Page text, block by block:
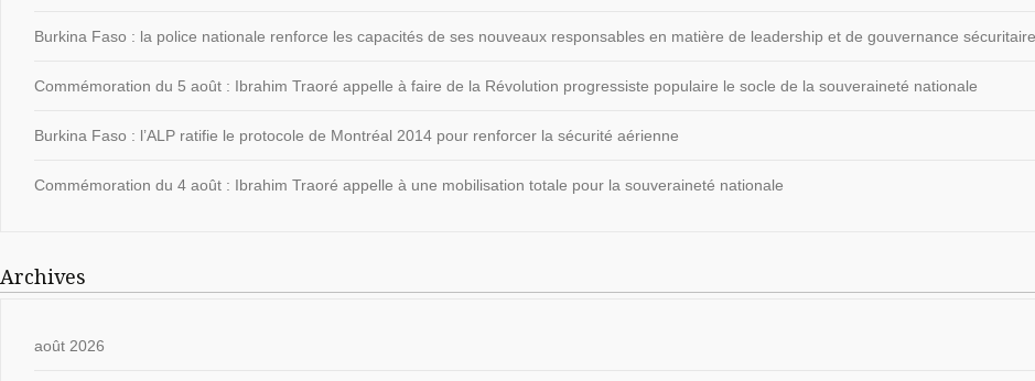
Burkina Faso : la police nationale renforce les capacités de ses nouveaux responsables en matière de leadership et de gouvernance sécuritaire
Commémoration du 5 août : Ibrahim Traoré appelle à faire de la Révolution progressiste populaire le socle de la souveraineté nationale
Burkina Faso : l’ALP ratifie le protocole de Montréal 2014 pour renforcer la sécurité aérienne
Commémoration du 4 août : Ibrahim Traoré appelle à une mobilisation totale pour la souveraineté nationale
Archives
août 2026